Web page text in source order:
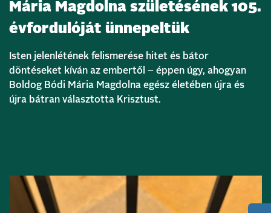
Mária Magdolna születésének 105.
évfordulóját ünnepeltük
Isten jelenlétének felismerése hitet és bátor
döntéseket kíván az embertől – éppen úgy, ahogyan
Boldog Bódi Mária Magdolna egész életében újra és
újra bátran választotta Krisztust.